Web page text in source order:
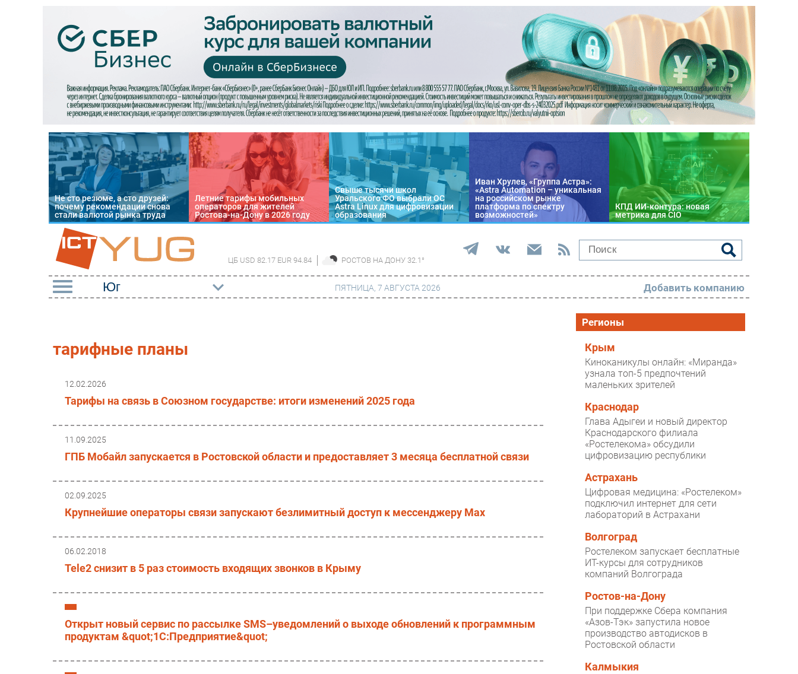
Не сто резюме, а сто друзей:
почему рекомендации снова
стали валютой рынка труда
Летние тарифы мобильных
операторов для жителей
Ростова-на-Дону в 2026 году
Свыше тысячи школ
Уральского ФО выбрали ОС
Astra Linux для цифровизации
образования
Иван Хрулев, «Группа Астра»:
«Astra Automation – уникальная
на российском рынке
платформа по спектру
возможностей»
КПД ИИ-контура: новая
метрика для CIO
ЦБ USD 82.17 EUR 94.84 РОСТОВ НА ДОНУ 32.1 °
Импорто­замещение
Интернет
Фиксированная связь
Интеграция
Рынок ПК
ПО
Outsourcing
Инновации
CIO/Управление ИТ
РАЗДЕЛЫ
Новости
Аналитика
Интервью
Мероприятия
Проекты
IT класс
Каталог компаний
ПЯТНИЦА, 7 АВГУСТА 2026 Добавить компанию
тарифные планы
12.02.2026
Тарифы на связь в Союзном государстве: итоги изменений 2025 года
11.09.2025
ГПБ Мобайл запускается в Ростовской области и предоставляет 3 месяца бесплатной связи
02.09.2025
Крупнейшие операторы связи запускают безлимитный доступ к мессенджеру Мах
06.02.2018
Tele2 снизит в 5 раз стоимость входящих звонков в Крыму
Открыт новый сервис по рассылке SMS–уведомлений о выходе обновлений к программным
продуктам &quot;1С:Предприятие&quot;
Регионы
Крым
Киноканикулы онлайн: «Миранда»
узнала топ-5 предпочтений
маленьких зрителей
Краснодар
Глава Адыгеи и новый директор
Краснодарского филиала
«Ростелекома» обсудили
цифровизацию республики
Астрахань
Цифровая медицина: «Ростелеком»
подключил интернет для сети
лабораторий в Астрахани
Волгоград
Ростелеком запускает бесплатные
ИТ-курсы для сотрудников
компаний Волгограда
Ростов-на-Дону
При поддержке Сбера компания
«Азов-Тэк» запустила новое
производство автодисков в
Ростовской области
Калмыкия